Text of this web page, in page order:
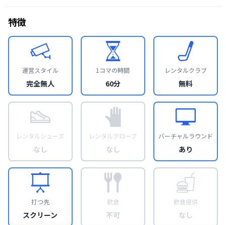
特徴
運営スタイル
完全無人
1コマの時間
60分
レンタルクラブ
無料
レンタルシューズ
なし
レンタルグローブ
なし
バーチャルラウンド
あり
打つ先
スクリーン
飲食
不可
飲食提供
なし